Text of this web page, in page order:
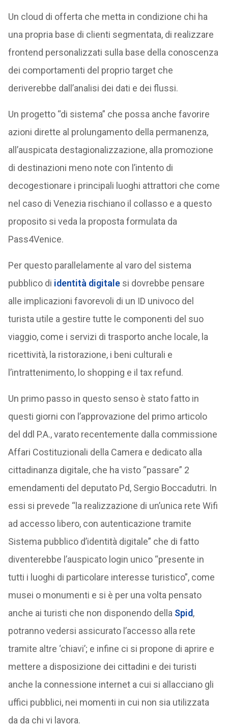
Un cloud di offerta che metta in condizione chi ha
una propria base di clienti segmentata, di realizzare
frontend personalizzati sulla base della conoscenza
dei comportamenti del proprio target che
deriverebbe dall’analisi dei dati e dei flussi.
Un progetto “di sistema” che possa anche favorire
azioni dirette al prolungamento della permanenza,
all’auspicata destagionalizzazione, alla promozione
di destinazioni meno note con l’intento di
decogestionare i principali luoghi attrattori che come
nel caso di Venezia rischiano il collasso e a questo
proposito si veda la proposta formulata da
Pass4Venice.
Per questo parallelamente al varo del sistema
pubblico di identità digitalesi dovrebbe pensare
alle implicazioni favorevoli di un ID univoco del
turista utile a gestire tutte le componenti del suo
viaggio, come i servizi di trasporto anche locale, la
ricettività, la ristorazione, i beni culturali e
l’intrattenimento, lo shopping e il tax refund.
Un primo passo in questo senso è stato fatto in
questi giorni con l’approvazione del primo articolo
del ddl P.A., varato recentemente dalla commissione
Affari Costituzionali della Camera e dedicato alla
cittadinanza digitale, che ha visto “passare” 2
emendamenti del deputato Pd, Sergio Boccadutri. In
essi si prevede “la realizzazione di un’unica rete Wifi
ad accesso libero, con autenticazione tramite
Sistema pubblico d’identità digitale” che di fatto
diventerebbe l’auspicato login unico “presente in
tutti i luoghi di particolare interesse turistico”, come
musei o monumenti e si è per una volta pensato
anche ai turisti che non disponendo della Spid,
potranno vedersi assicurato l’accesso alla rete
tramite altre ‘chiavi’; e infine ci si propone di aprire e
mettere a disposizione dei cittadini e dei turisti
anche la connessione internet a cui si allacciano gli
uffici pubblici, nei momenti in cui non sia utilizzata
da da chi vi lavora.